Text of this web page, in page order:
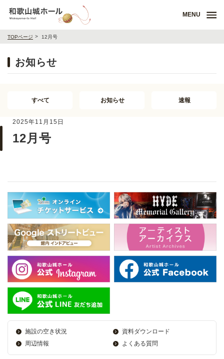
MENU
TOPページ 12月号
お知らせ
すべて お知らせ 速報
2025年11月15日
12月号
施設の空き状況
資料ダウンロード
周辺情報
よくある質問